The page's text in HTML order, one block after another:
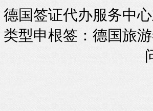
德国签证代办服务中
类型申根签：德国旅